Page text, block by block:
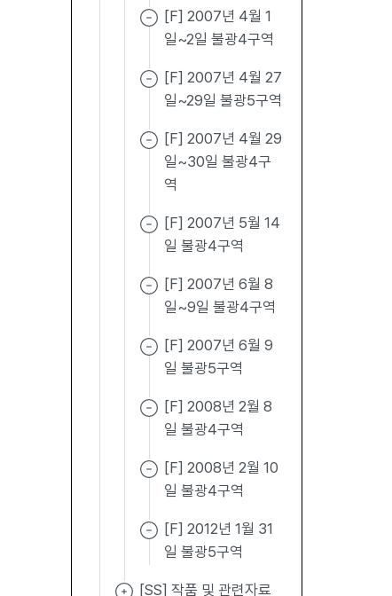
[F] 2007년 4월 1
일~2일 불광4구역
[F] 2007년 4월 27
일~29일 불광5구역
[F] 2007년 4월 29
일~30일 불광4구
역
[F] 2007년 5월 14
일 불광4구역
[F] 2007년 6월 8
일~9일 불광4구역
[F] 2007년 6월 9
일 불광5구역
[F] 2008년 2월 8
일 불광4구역
[F] 2008년 2월 10
일 불광4구역
[F] 2012년 1월 31
일 불광5구역
[SS] 작품 및 관련자료